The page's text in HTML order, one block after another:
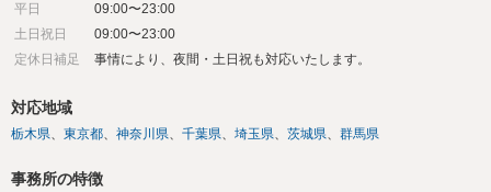
平日
09:00〜23:00
土日祝日
09:00〜23:00
定休日補足
事情により、夜間・土日祝も対応いたします。
対応地域
栃木県 東京都 神奈川県 千葉県 埼玉県 茨城県 群馬県
事務所の特徴